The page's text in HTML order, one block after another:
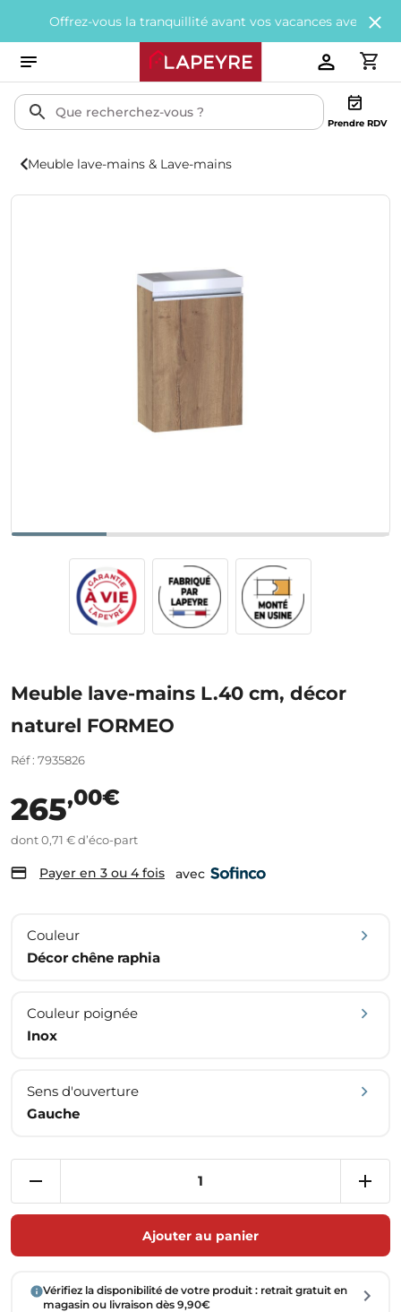
vous la tranquillité avant vos vacances avec200€ offerts
Prendre RDV
Meuble lave-mains & Lave-mains
Meuble lave-mains L.40 cm, décor
naturel FORMEO
Réf : 7935826
265,00€
dont 0,71 € d’éco-part
Payer en 3 ou 4 fois avec
Couleur
Décor chêne raphia
Couleur poignée
Inox
Sens d'ouverture
Gauche
Ajouter au panier
Vérifiez la disponibilité de votre produit : retrait gratuit en
magasin ou livraison dès 9,90€